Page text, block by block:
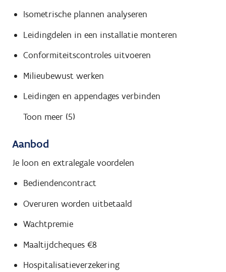
Isometrische plannen analyseren
Leidingdelen in een installatie monteren
Conformiteitscontroles uitvoeren
Milieubewust werken
Leidingen en appendages verbinden
Toon meer (5)
Aanbod
Je loon en extralegale voordelen
Bediendencontract
Overuren worden uitbetaald
Wachtpremie
Maaltijdcheques €8
Hospitalisatieverzekering